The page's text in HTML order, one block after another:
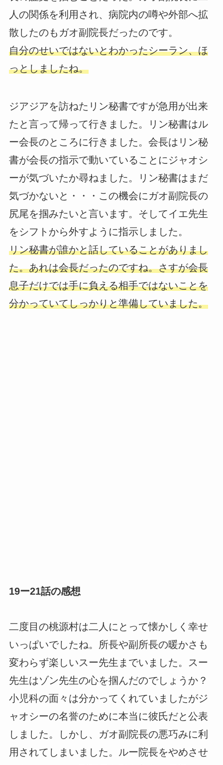
人の関係を利用され、病院内の噂や外部へ拡
散したのもガオ副院長だったのです。
自分のせいではないとわかったシーラン、ほ
っとしましたね。
ジアジアを訪ねたリン秘書ですが急用が出来
たと言って帰って行きました。リン秘書はル
ー会長のところに行きました。会長はリン秘
書が会長の指示で動いていることにジャオシ
ーが気づいたか尋ねました。リン秘書はまだ
気づかないと・・・この機会にガオ副院長の
尻尾を掴みたいと言います。そしてイエ先生
をシフトから外すように指示しました。
リン秘書が誰かと話していることがありまし
た。あれは会長だったのですね。さすが会長
息子だけでは手に負える相手ではないことを
分かっていてしっかりと準備していました。
19ー21話の感想
二度目の桃源村は二人にとって懐かしく幸せ
いっぱいでしたね。所長や副所長の暖かさも
変わらず楽しいスー先生までいました。スー
先生はゾン先生の心を掴んだのでしょうか？
小児科の面々は分かってくれていましたがジ
ャオシーの名誉のために本当に彼氏だと公表
しました。しかし、ガオ副院長の悪巧みに利
用されてしまいました。ルー院長をやめさせ